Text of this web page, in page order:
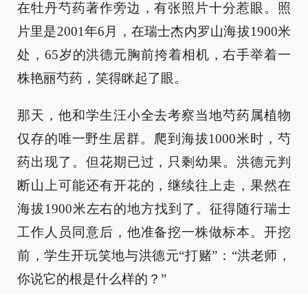
在牡丹芍药著作旁边，有张照片十分惹眼。照
片里是2001年6月，在瑞士杰内罗山海拔1900米
处，65岁的洪德元胸前挎着相机，右手举着一
株艳丽芍药，笑得眯起了眼。
那天，他和学生汪小全去考察当地芍药属植物
仅存的唯一野生居群。爬到海拔1000米时，芍
药出现了。但花期已过，只剩幼果。洪德元判
断山上可能还有开花的，继续往上走，果然在
海拔1900米左右的地方找到了。征得随行瑞士
工作人员同意后，他准备挖一株做标本。开挖
前，学生开玩笑地与洪德元“打赌”：“洪老师，
你说它的根是什么样的？”